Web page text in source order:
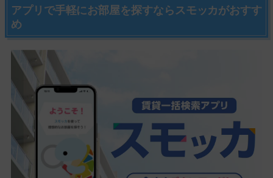
アプリで手軽にお部屋を探すならスモッカがおすす
め